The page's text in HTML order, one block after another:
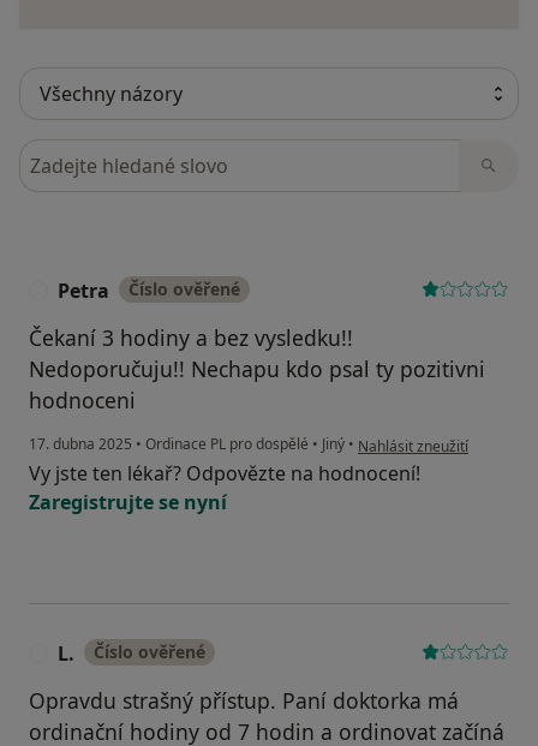
Hledejte v názorech
Petra Číslo ověřené
Čekaní 3 hodiny a bez vysledku!!
Nedoporučuju!! Nechapu kdo psal ty pozitivni
hodnoceni
17. dubna 2025 • Ordinace PL pro dospělé • Jiný • podle názoru uživatele
Nahlásit zneužití
Vy jste ten lékař? Odpovězte na hodnocení!
Zaregistrujte se nyní
L. Číslo ověřené
Opravdu strašný přístup. Paní doktorka má
ordinační hodiny od 7 hodin a ordinovat začíná